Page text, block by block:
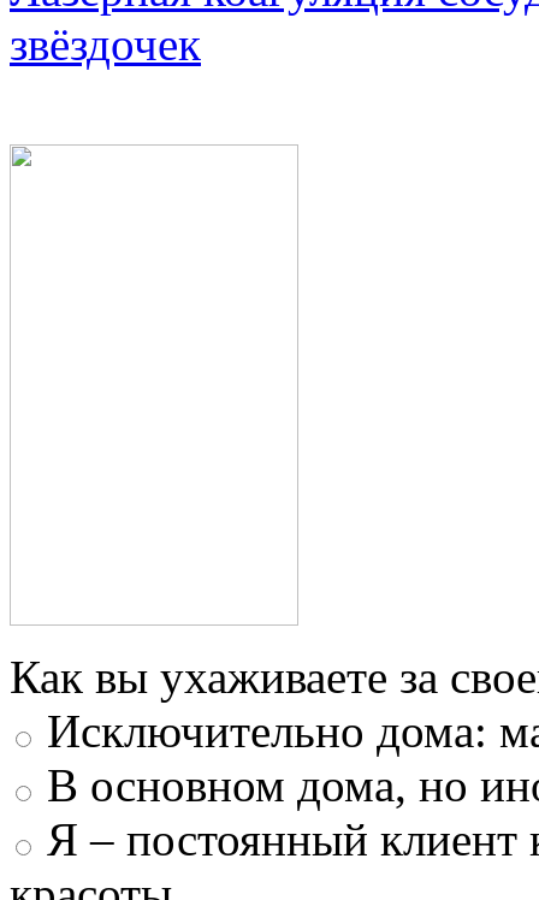
звёздочек
Как вы ухаживаете за
Исключительно дома:
В основном дома, но
Я – постоянный клиент